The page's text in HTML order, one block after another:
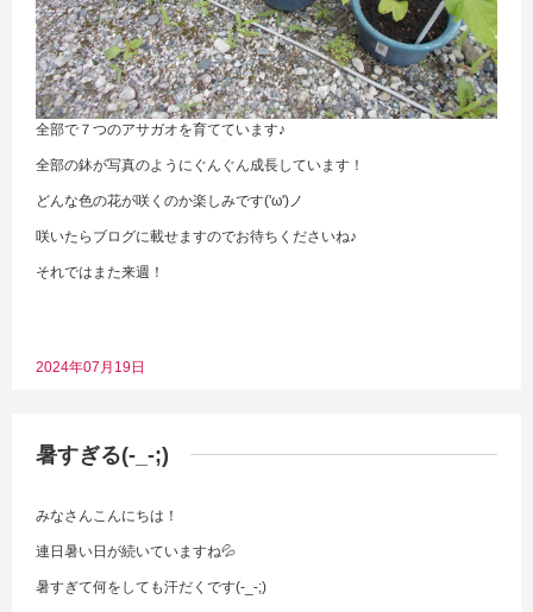
全部で７つのアサガオを育てています♪
全部の鉢が写真のようにぐんぐん成長しています！
どんな色の花が咲くのか楽しみです('ω')ノ
咲いたらブログに載せますのでお待ちくださいね♪
それではまた来週！
2024年07月19日
暑すぎる(-_-;)
みなさんこんにちは！
連日暑い日が続いていますね💦
暑すぎて何をしても汗だくです(-_-;)